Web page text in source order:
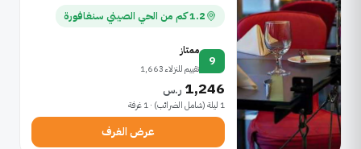
1.2 كم من الحي الصيني سنغافورة
9
ممتاز
تقييم للنزلاء 1,663
1,246 ر.س
1 ليلة (شامل الضرائب) · 1 غرفة
عرض الغرف